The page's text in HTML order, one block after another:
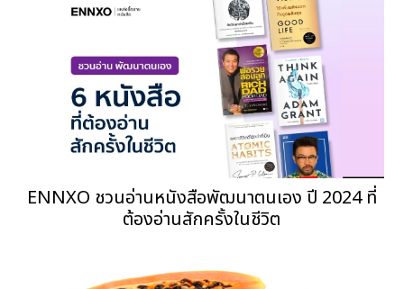
ENNXO ชวนอ่านหนังสือพัฒนาตนเอง ปี 2024 ที่
ต้องอ่านสักครั้งในชีวิต